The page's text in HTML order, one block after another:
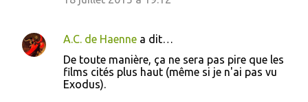
A.C. de Haenne a dit…
De toute manière, ça ne sera pas pire que les
films cités plus haut (même si je n'ai pas vu
Exodus).